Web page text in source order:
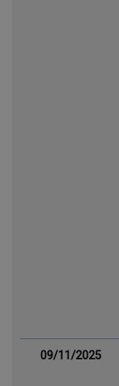
09/11/2025